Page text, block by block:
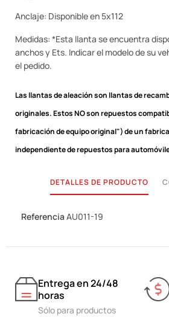
Anclaje: Disponible en 5x112
Medidas: *Esta llanta se encuentra
anchos y Ets. Indicar el modelo de su
el pedido.
Las llantas de aleación son llantas de
originales.Estos NO son repuestos
fabricación de equipo original") de un
independiente de repuestos para
DETALLES DE PRODUCTO
ReferenciaAU011-19
Entrega en 24/48
horas
Sólo para productos